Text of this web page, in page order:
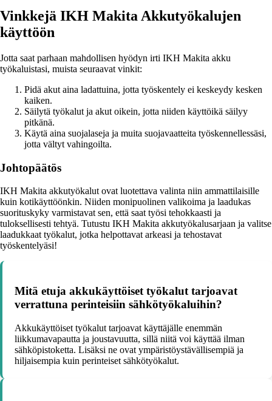
Vinkkejä IKH Makita Akkutyökalujen
käyttöön
Jotta saat parhaan mahdollisen hyödyn irti IKH Makita akku
työkaluistasi, muista seuraavat vinkit:
Pidä akut aina ladattuina, jotta työskentely ei keskeydy kesken
kaiken.
Säilytä työkalut ja akut oikein, jotta niiden käyttöikä säilyy
pitkänä.
Käytä aina suojalaseja ja muita suojavaatteita työskennellessäsi,
jotta vältyt vahingoilta.
Johtopäätös
IKH Makita akkutyökalut ovat luotettava valinta niin ammattilaisille
kuin kotikäyttöönkin. Niiden monipuolinen valikoima ja laadukas
suorituskyky varmistavat sen, että saat työsi tehokkaasti ja
tuloksellisesti tehtyä. Tutustu IKH Makita akkutyökalusarjaan ja valitse
laadukkaat työkalut, jotka helpottavat arkeasi ja tehostavat
työskentelyäsi!
Mitä etuja akkukäyttöiset työkalut tarjoavat
verrattuna perinteisiin sähkötyökaluihin?
Akkukäyttöiset työkalut tarjoavat käyttäjälle enemmän
liikkumavapautta ja joustavuutta, sillä niitä voi käyttää ilman
sähköpistoketta. Lisäksi ne ovat ympäristöystävällisempiä ja
hiljaisempia kuin perinteiset sähkötyökalut.